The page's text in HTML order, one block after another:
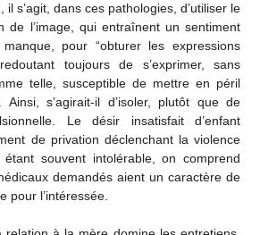
il s’agit, dans ces pathologies, d’utiliser le
de l’image, qui entraînent un sentiment
pour “obturer les expressions
toujours de s’exprimer, sans
telle, susceptible de mettre en péril
Ainsi, s’agirait-il d’isoler, plutôt que de
Le désir insatisfait d’enfant
de privation déclenchant la violence
étant souvent intolérable, on comprend
demandés aient un caractère de
pour l’intéressée.